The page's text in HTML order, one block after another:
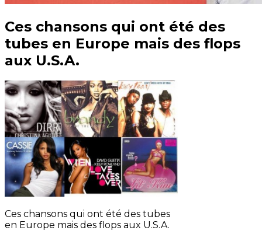
Ces chansons qui ont été des
tubes en Europe mais des flops
aux U.S.A.
Ces chansons qui ont été des tubes
en Europe mais des flops aux U.S.A.